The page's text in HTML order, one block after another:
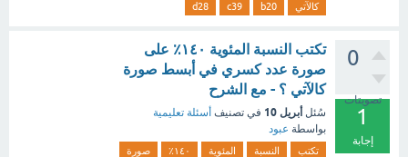
كالآتي
b20
c39
d28
0
تصويتات
1
إجابة
تكتب النسبة المئوية ١٤٠٪ على
صورة عدد كسري في أبسط صورة
كالآتي ؟ - مع الشرح
سُئل أبريل 10 في تصنيف أسئلة تعليمية
بواسطة عبود
تكتب النسبة المئوية ١٤٠٪
صورة